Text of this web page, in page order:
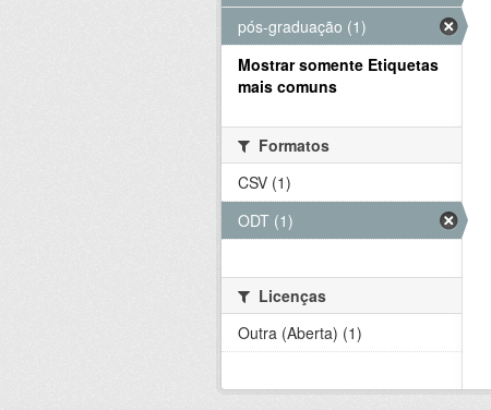
pós-graduação (1)
Mostrar somente Etiquetas
mais comuns
Formatos
CSV (1)
ODT (1)
Licenças
Outra (Aberta) (1)